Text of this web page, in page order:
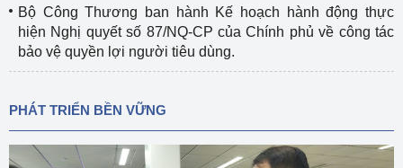
Bộ Công Thương ban hành Kế hoạch hành động thực
hiện Nghị quyết số 87/NQ-CP của Chính phủ về công tác
bảo vệ quyền lợi người tiêu dùng.
PHÁT TRIỂN BỀN VỮNG